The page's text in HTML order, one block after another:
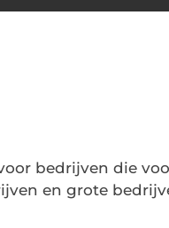
bedrijven die
en grote